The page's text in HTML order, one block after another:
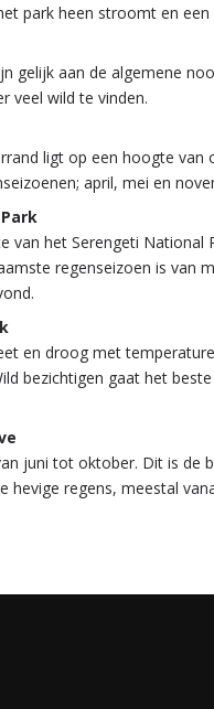
park heen stroomt en
gelijk aan de algemene
veel wild te vinden.
ligt op een hoogte van
april, mei en
van het Serengeti
regenseizoen is van
en droog met
bezichtigen gaat het
juni tot oktober. Dit is
hevige regens, meestal